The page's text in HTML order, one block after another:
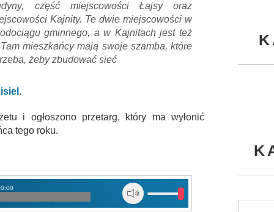
część miejscowości Łajsy oraz
Kajnity. Te dwie miejscowości w
gminnego, a w Kajnitach jest też
mieszkańcy mają swoje szamba, które
żeby zbudować sieć
.
i ogłoszono przetarg, który ma wyłonić
tego roku.